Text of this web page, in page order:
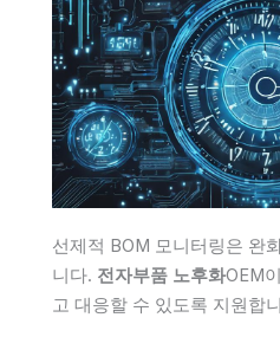
선제적 BOM 모니터링은 완
니다. 전자부품 노후화OEM
고 대응할 수 있도록 지원합